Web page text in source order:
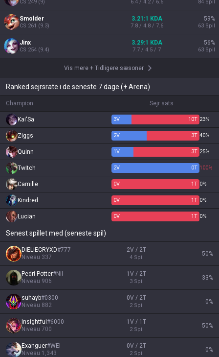
CS 249 (9) 6.4 / 4.2 / 6.6 84 Spil
Smolder
CS 261 (9.3)
3.21:1 KDA
7.8 / 4.8 / 7.6
59%
63 Spil
Jinx
CS 254 (9.4)
3.29:1 KDA
7.7 / 4.5 / 7
56%
63 Spil
Vis mere+ Tidligere sæsoner
Ranked sejrsrate i de seneste 7 dage (+ Arena)
Champion Sejr sats
Kai'Sa 3V 10T 23%
Ziggs 2V 3T 40%
Quinn 1V 3T 25%
Twitch 2V 0T 100%
Camille 0V 1T 0%
Kindred 0V 1T 0%
Lucian 0V 1T 0%
Senest spillet med (seneste spil)
DiELiECRYXD#777
Niveau 337
2V / 2T
4 Spil
50%
Pedri Potter#Nil
Niveau 906
1V / 2T
3 Spil
33%
suhayb#0300
Niveau 882
0V / 2T
2 Spil
0%
Insightful #6000
Niveau 700
1V / 1T
2 Spil
50%
Exanguer#WEI
Niveau 1,343
0V / 2T
2 Spil
0%